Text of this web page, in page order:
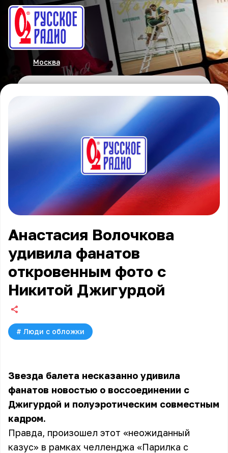
Москва
Анастасия Волочкова
удивила фанатов
откровенным фото с
Никитой Джигурдой
# Люди с обложки
Звезда балета несказанно удивила
фанатов новостью о воссоединении с
Джигурдой и полуэротическим совместным
кадром.
Правда, произошел этот «неожиданный
казус» в рамках челленджа «Парилка с